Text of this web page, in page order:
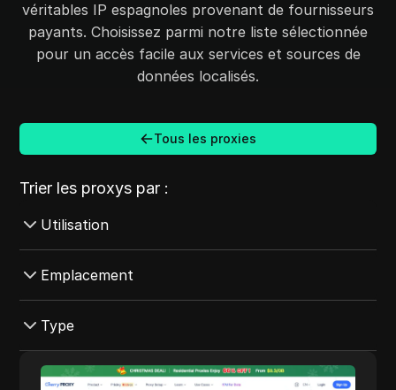
véritables IP espagnoles provenant de fournisseurs
payants. Choisissez parmi notre liste sélectionnée
pour un accès facile aux services et sources de
données localisés.
Tous les proxies
Trier les proxys par :
Utilisation
Médias sociaux
Grattage
Amazon
Emplacement
Corée du Sud
Pologne
Type
Fournisseur d'accès Internet
Cherry Proxy